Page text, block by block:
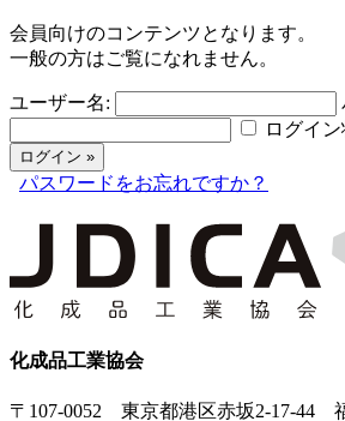
会員向けのコンテンツとなります。
一般の方はご覧になれません。
ユーザー名:
ログイ
パスワードをお忘れですか？
化成品工業協会
〒107-0052 東京都港区赤坂2-17-44